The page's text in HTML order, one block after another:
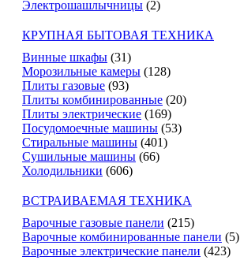
Электрошашлычницы (2)
КРУПНАЯ БЫТОВАЯ ТЕХНИКА
Винные шкафы (31)
Морозильные камеры (128)
Плиты газовые (93)
Плиты комбинированные (20)
Плиты электрические (169)
Посудомоечные машины (53)
Стиральные машины (401)
Сушильные машины (66)
Холодильники (606)
ВСТРАИВАЕМАЯ ТЕХНИКА
Варочные газовые панели (215)
Варочные комбинированные панели (5)
Варочные электрические панели (423)